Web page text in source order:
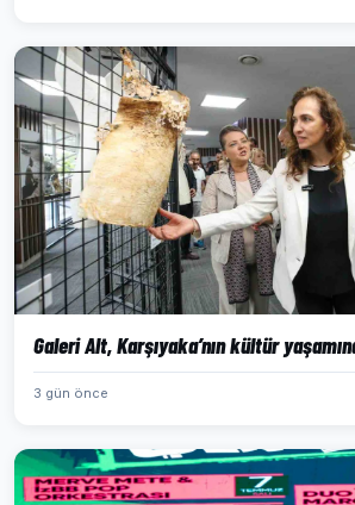
Galeri Alt, Karşıyaka’nın kültür
3 gün önce